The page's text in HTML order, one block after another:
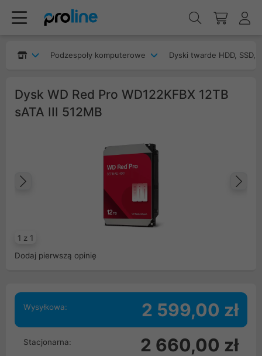
Podzespoły komputerowe Dyski twarde HDD, SSD,
Dysk WD Red Pro WD122KFBX 12TB
sATA III 512MB
1 z 1
Poprzedni
Dodaj pierwszą opinię
Wysyłkowa: 2 599,00 zł
Stacjonarna: 2 660,00 zł